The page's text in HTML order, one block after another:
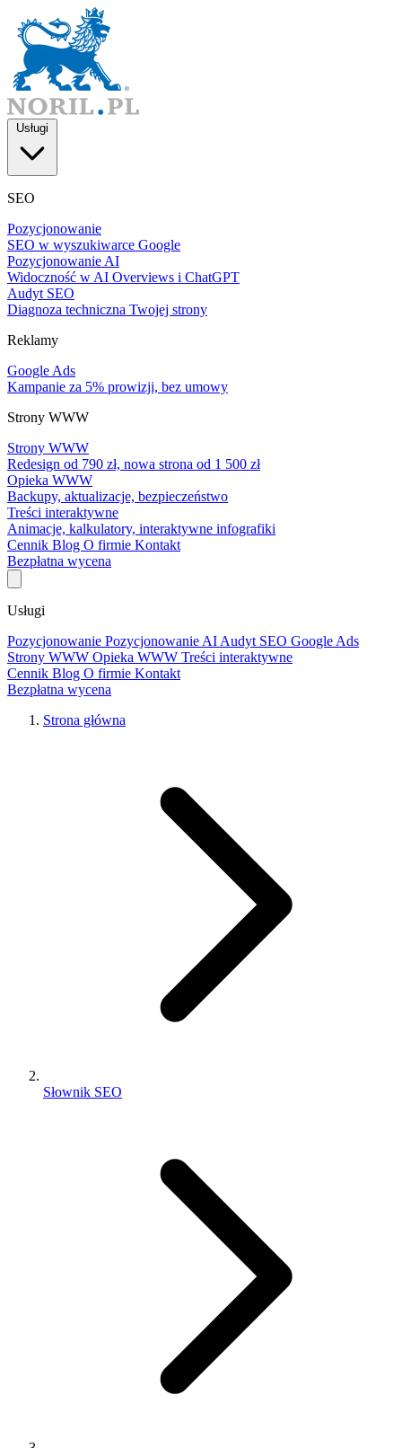
Usługi
SEO
Pozycjonowanie
SEO w wyszukiwarce Google
Pozycjonowanie AI
Widoczność w AI Overviews i ChatGPT
Audyt SEO
Diagnoza techniczna Twojej strony
Reklamy
Google Ads
Kampanie za 5% prowizji, bez umowy
Strony WWW
Strony WWW
Redesign od 790 zł, nowa strona od 1 500 zł
Opieka WWW
Backupy, aktualizacje, bezpieczeństwo
Treści interaktywne
Animacje, kalkulatory, interaktywne infografiki
Cennik Blog O firmie Kontakt
Bezpłatna wycena
Usługi
Pozycjonowanie Pozycjonowanie AI Audyt SEO Google Ads
Strony WWW Opieka WWW Treści interaktywne
Cennik Blog O firmie Kontakt
Bezpłatna wycena
Strona główna
Słownik SEO